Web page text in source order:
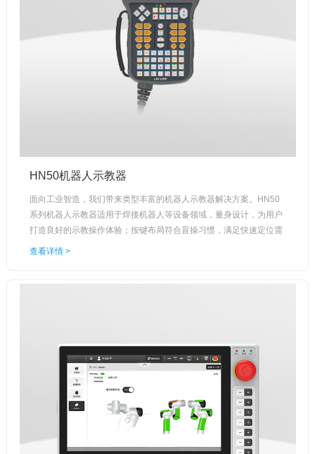
HN50机器人示教器
面向工业智造，我们带来类型丰富的机器人示教器解决方案。HN50
系列机器人示教器适用于焊接机器人等设备领域，量身设计，为用户
打造良好的示教操作体验；按键布局符合盲操习惯，满足快速定位需
求，功能菜单可一键调用。
查看详情 >